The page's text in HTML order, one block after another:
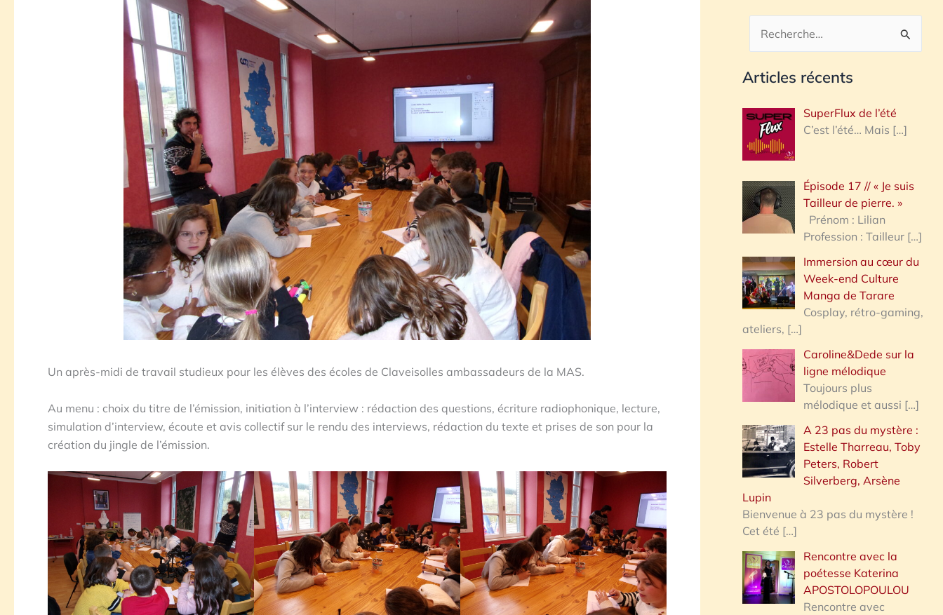
Un après-midi de travail studieux pour les élèves des écoles de Claveisolles ambassadeurs de la MAS.
Au menu : choix du titre de l’émission, initiation à l’interview : rédaction des questions, écriture radiophonique, lecture,
simulation d’interview, écoute et avis collectif sur le rendu des interviews, rédaction du texte et prises de son pour la
création du jingle de l’émission.
c
h
r
h
e
:
Articles récents
SuperFlux de l’été
C’est l’été… Mais […]
Épisode 17 // « Je suis
Tailleur de pierre. »
Prénom : Lilian
Profession : Tailleur […]
Immersion au cœur du
Week-end Culture
Manga de Tarare
Cosplay, rétro-gaming,
ateliers, […]
Caroline&Dede sur la
ligne mélodique
Toujours plus
mélodique et aussi […]
A 23 pas du mystère :
Estelle Tharreau, Toby
Peters, Robert
Silverberg, Arsène
Lupin
Bienvenue à 23 pas du mystère !
Cet été […]
Rencontre avec la
poétesse Katerina
APOSTOLOPOULOU
Rencontre avec